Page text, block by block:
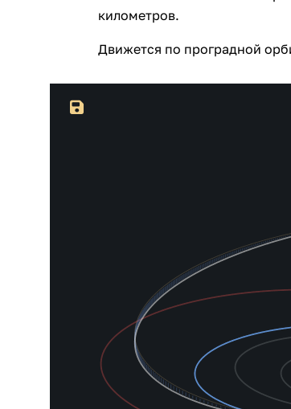
километров.
Движется по проградной